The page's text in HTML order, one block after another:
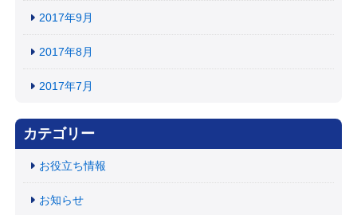
2017年9月
2017年8月
2017年7月
カテゴリー
お役立ち情報
お知らせ